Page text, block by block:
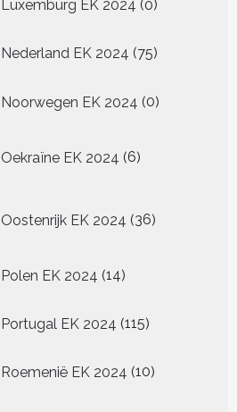
Luxemburg EK 2024 0
Nederland EK 2024 7575
Noorwegen EK 2024 00
Oekraïne EK 2024 6
producten
Oostenrijk EK 2024 36
producten
Polen EK 2024 1414
Portugal EK 2024 115115
Roemenië EK 2024 1010